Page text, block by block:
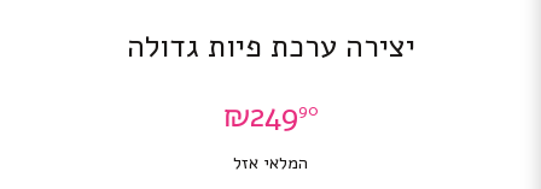
יצירה ערכת פיות גדולה
₪24990
המלאי אזל